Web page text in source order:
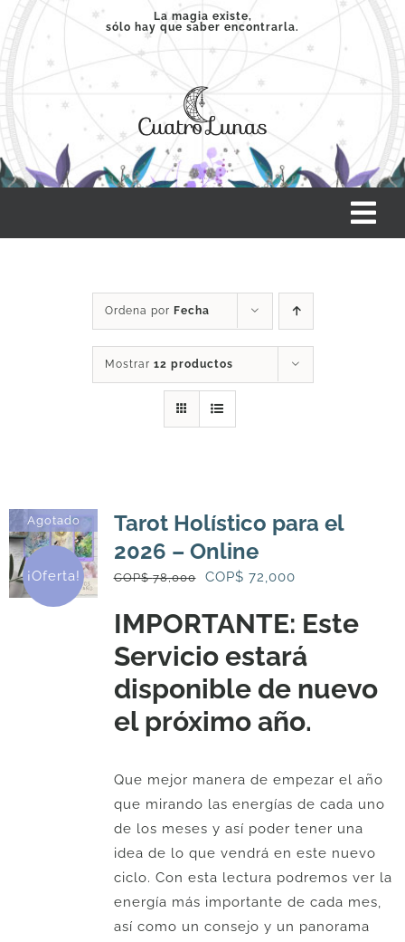
Saltar
contenido
La magia existe,
sólo hay que saber encontrarla.
SERVICIOS
PRODUCTOS
ARTÍCULOS
Ordena por Fecha
Mostrar 12 productos
Agotado
¡Oferta!
Tarot Holístico para el
2026 – Online
COP$78,000
El
original
era:
78,000.
COP$ 72,000El
actual
es:
72,000.
IMPORTANTE: Este
Servicio estará
disponible de nuevo
el próximo año.
Que mejor manera de empezar el año
que mirando las energías de cada uno
de los meses y así poder tener una
idea de lo que vendrá en este nuevo
ciclo. Con esta lectura podremos ver la
energía más importante de cada mes,
así como un consejo y un panorama